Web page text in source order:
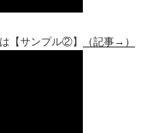
【サンプル②】 （記事→）